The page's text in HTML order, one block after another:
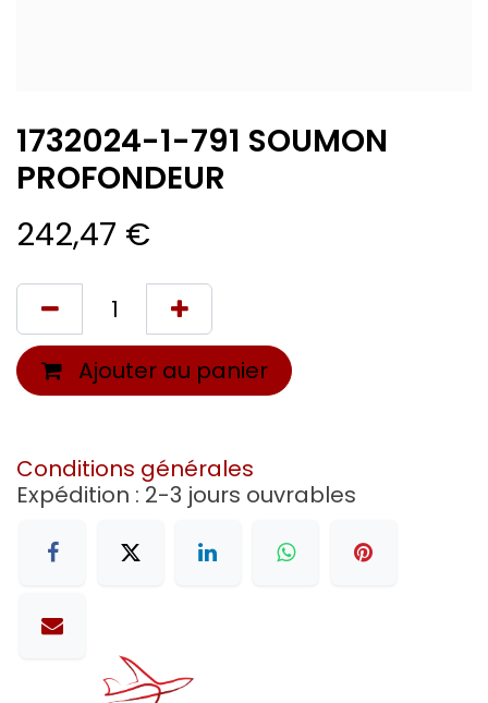
1732024-1-791 SOUMON
PROFONDEUR
242,47 €
Ajouter au panier
Conditions générales
Expédition : 2-3 jours ouvrables